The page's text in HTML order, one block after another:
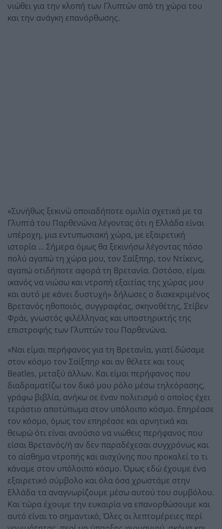
νιώθει για την κλοπή των Γλυπτών από τη χώρα του
και την ανάγκη επανόρθωσης.
«Συνήθως ξεκινώ οποιαδήποτε ομιλία σχετικά με τα
Γλυπτά του Παρθενώνα λέγοντας ότι η Ελλάδα είναι
υπέροχη, μια εντυπωσιακή χώρα, με εξαιρετική
ιστορία … Σήμερα όμως θα ξεκινήσω λέγοντας πόσο
πολύ αγαπώ τη χώρα μου, τον Σαίξπηρ, τον Ντίκενς,
αγαπώ οτιδήποτε αφορά τη Βρετανία. Ωστόσο, είμαι
ικανός να νιώσω και ντροπή εξαιτίας της χώρας μου
και αυτό με κάνει δυστυχή» δήλωσες ο διακεκριμένος
Βρετανός ηθοποιός, συγγραφέας, σκηνοθέτης, Στίβεν
Φράι, γνωστός φιλέλληνας και υποστηρικτής της
επιστροφής των Γλυπτών του Παρθενώνα.
«Ναι είμαι περήφανος για τη Βρετανία, γιατί δώσαμε
στον κόσμο τον Σαίξπηρ και αν θέλετε και τους
Beatles, μεταξύ άλλων. Και είμαι περήφανος που
διαδραματίζω τον δικό μου ρόλο μέσω τηλεόρασης,
γράφω βιβλία, ανήκω σε έναν πολιτισμό ο οποίος έχει
τεράστιο αποτύπωμα στον υπόλοιπο κόσμο. Επηρέασε
τον κόσμο, όμως τον επηρέασε και αρνητικά και
θεωρώ ότι είναι ανούσιο να νιώθεις περήφανος που
είσαι Βρετανός/ή αν δεν παραδέχεσαι συγχρόνως και
το αίσθημα ντροπής και αισχύνης που προκαλεί το τι
κάναμε στον υπόλοιπο κόσμο. Όμως εδώ έχουμε ένα
εξαιρετικό σύμβολο και όλα όσα χρωστάμε στην
Ελλάδα τα αναγνωρίζουμε μέσω αυτού του συμβόλου.
Και τώρα έχουμε την ευκαιρία να επανορθώσουμε και
αυτό είναι το σημαντικό, Όλες οι λεπτομέρειες περί